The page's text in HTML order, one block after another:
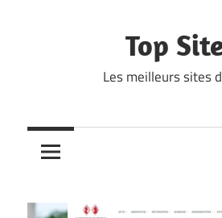
Top
Les meilleurs sites